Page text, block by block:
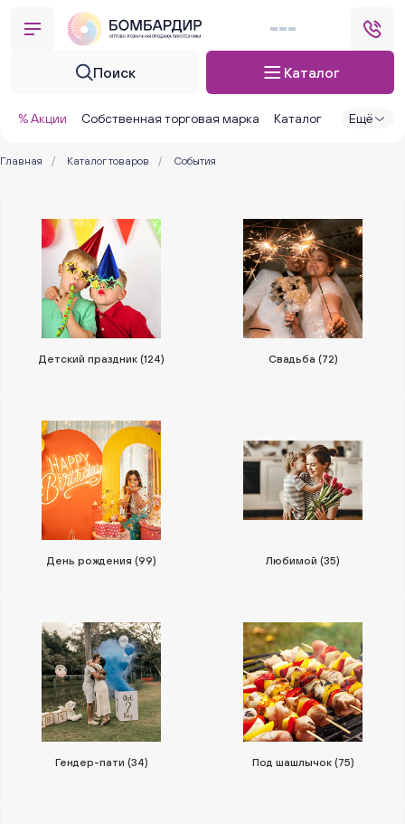
Поиск Каталог
% Акции Собственная торговая марка Каталог Ещё
Главная / Каталог товаров / События
Детский праздник (124) Свадьба (72)
День рождения (99) Любимой (35)
Гендер-пати (34) Под шашлычок (75)